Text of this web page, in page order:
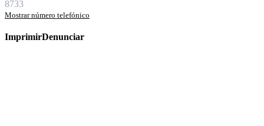
8733
Mostrar número telefónico
ImprimirDenunciar